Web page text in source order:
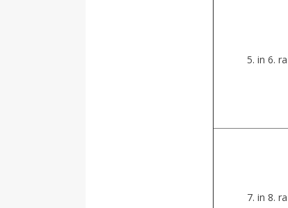
5. in 6.
7. in 8.